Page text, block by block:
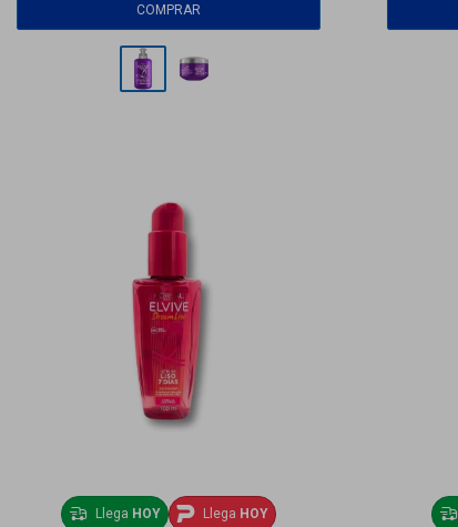
Llega HOY Llega HOY